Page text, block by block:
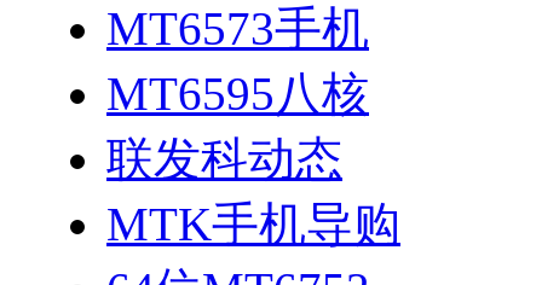
MT6573手机
MT6595八核
联发科动态
MTK手机导购